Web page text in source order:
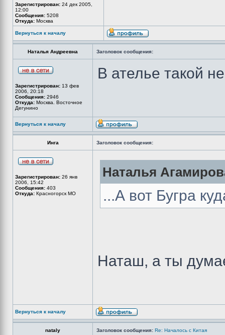
Зарегистрирован: 24 дек 2005,
12:00
Сообщения: 5208
Откуда: Москва
Вернуться к началу
Наталья Андреевна Заголовок сообщения:
Зарегистрирован: 13 фев
2006, 20:18
Сообщения: 2946
Откуда: Москва. Восточное
Дегунино
В ателье такой
Вернуться к началу
Инга Заголовок сообщения:
Зарегистрирован: 26 янв
2006, 15:42
Сообщения: 403
Откуда: Красногорск МО
Наталья
...А вот Бугра
Наташ, а ты
Вернуться к началу
nataly Заголовок сообщения: Re: Началось с Китая